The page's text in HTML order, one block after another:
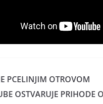
PCELINJIM OTROVOM
OSTVARUJE PRIHODE